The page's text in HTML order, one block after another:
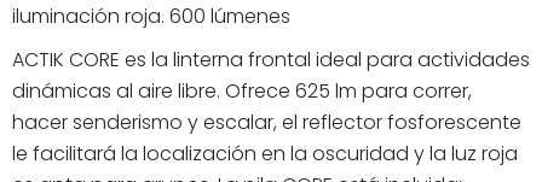
iluminación roja. 600 lúmenes
ACTIK CORE es la linterna frontal ideal para actividades
dinámicas al aire libre. Ofrece 625 lm para correr,
hacer senderismo y escalar, el reflector fosforescente
le facilitará la localización en la oscuridad y la luz roja